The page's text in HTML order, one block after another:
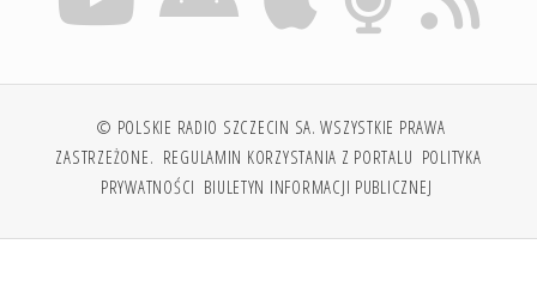
© POLSKIE RADIO SZCZECIN SA. WSZYSTKIE PRAWA
ZASTRZEŻONE. REGULAMIN KORZYSTANIA Z PORTALU POLITYKA
PRYWATNOŚCI BIULETYN INFORMACJI PUBLICZNEJ